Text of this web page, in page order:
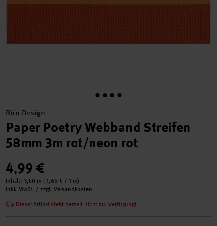
Rico Design
Paper Poetry Webband Streifen
58mm 3m rot/neon rot
4,99 €
Inhalt: 3,00 m ( 1,66 € / 1 m)
inkl. MwSt. / zzgl. Versandkosten
Dieser Artikel steht derzeit nicht zur Verfügung!